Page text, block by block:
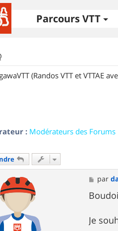
Parcours VTT
(Randos VTT et VTTAE
: Modérateurs des Forums
M
e
s
s
g
e
par
Je